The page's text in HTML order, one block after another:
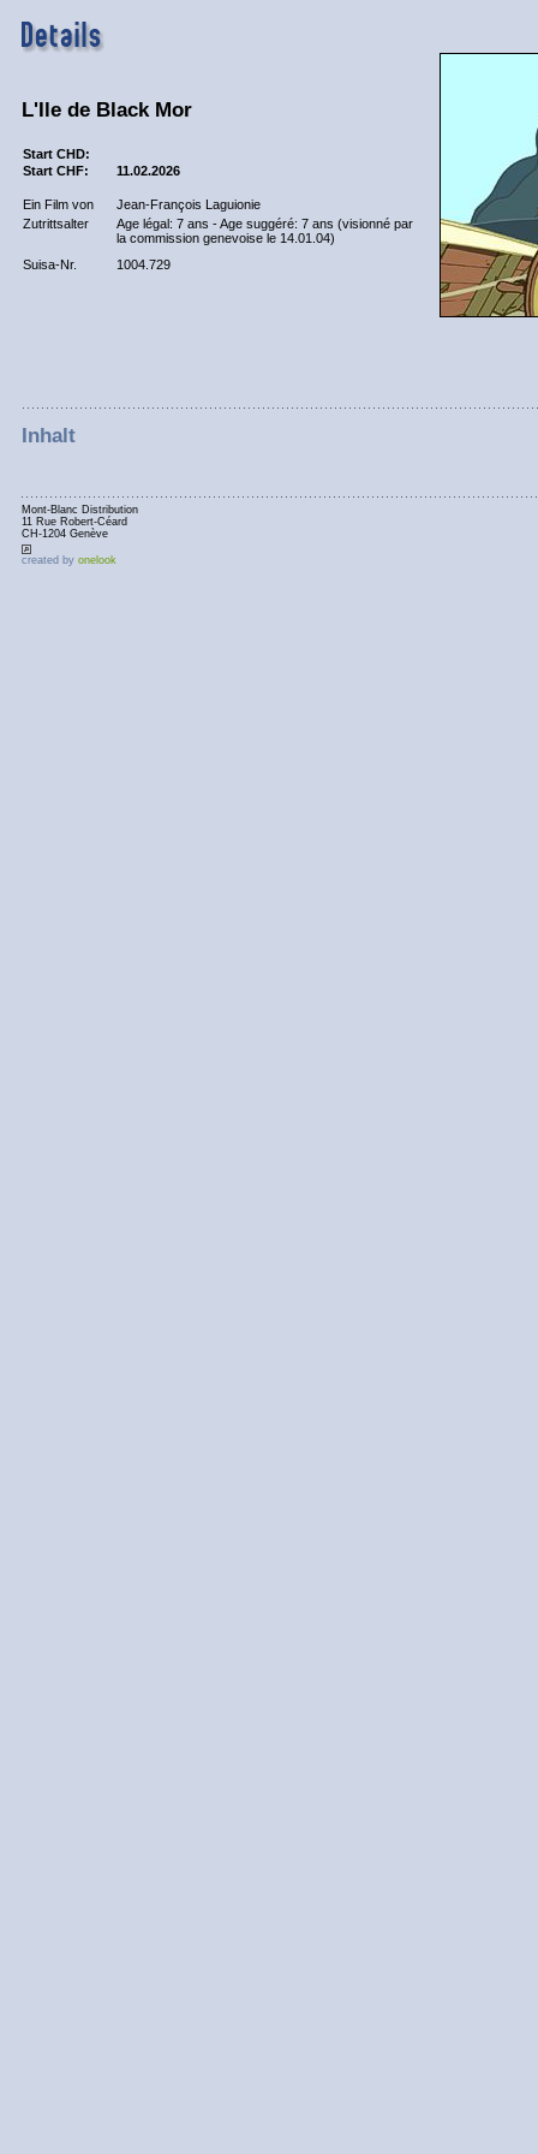
L'Ile de Black Mor
Start CHD:
Start CHF:
11.02.2026
Ein Film von
Jean-François Laguionie
Zutrittsalter
Age légal: 7 ans - Age suggéré: 7 ans (visionné par
la commission genevoise le 14.01.04)
Suisa-Nr.
1004.729
Inhalt
Mont-Blanc Distribution
11 Rue Robert-Céard
CH-1204 Genève
created by onelook